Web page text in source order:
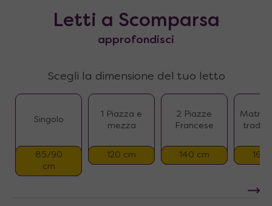
Letti a Scomparsa
approfondisci
Scegli la dimensione del tuo letto
Singolo
85/90
cm
1 Piazza e
mezza
120 cm
2 Piazze
Francese
140 cm 160